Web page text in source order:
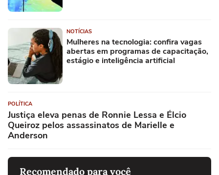
NOTÍCIAS
Mulheres na tecnologia: confira vagas
abertas em programas de capacitação,
estágio e inteligência artificial
POLÍTICA
Justiça eleva penas de Ronnie Lessa e Élcio
Queiroz pelos assassinatos de Marielle e
Anderson
Recomendado para você